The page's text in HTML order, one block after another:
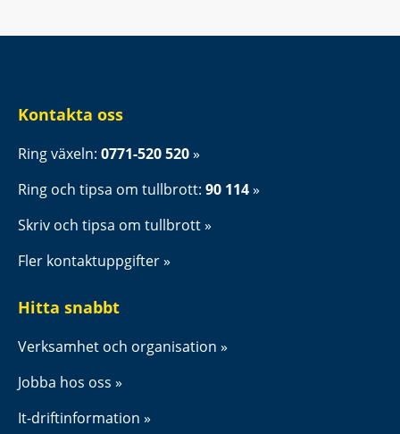
Kontakta oss
Ring växeln: 0771-520 520
Ring och tipsa om tullbrott: 90 114
Skriv och tipsa om tullbrott
Fler kontaktuppgifter
Hitta snabbt
Verksamhet och organisation
Jobba hos oss
It-driftinformation